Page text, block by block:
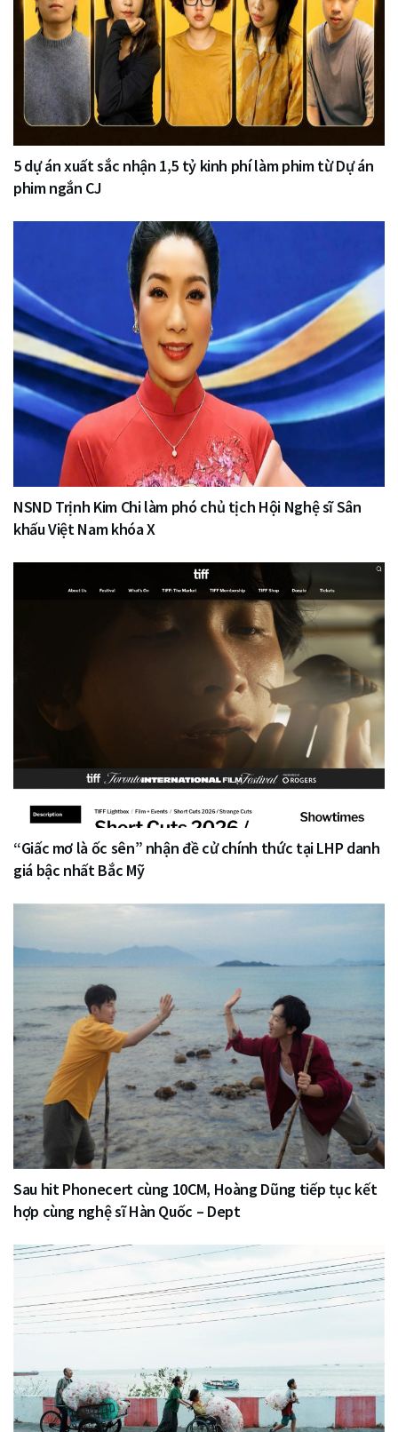
5 dự án xuất sắc nhận 1,5 tỷ kinh phí làm phim từ Dự án
phim ngắn CJ
NSND Trịnh Kim Chi làm phó chủ tịch Hội Nghệ sĩ Sân
khấu Việt Nam khóa X
“Giấc mơ là ốc sên” nhận đề cử chính thức tại LHP danh
giá bậc nhất Bắc Mỹ
Sau hit Phonecert cùng 10CM, Hoàng Dũng tiếp tục kết
hợp cùng nghệ sĩ Hàn Quốc – Dept